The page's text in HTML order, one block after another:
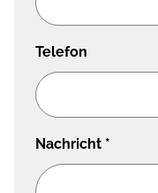
Telefon
Nachricht *